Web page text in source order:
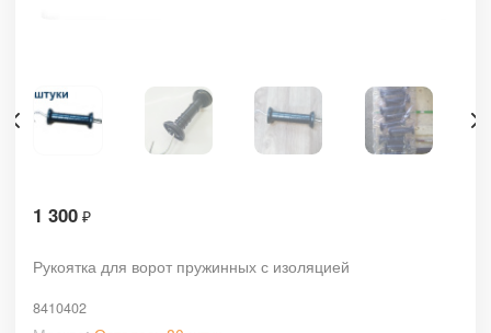
1 300 ₽
Рукоятка для ворот пружинных с изоляцией
8410402